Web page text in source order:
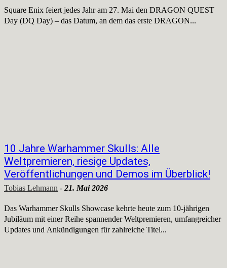
Square Enix feiert jedes Jahr am 27. Mai den DRAGON QUEST
Day (DQ Day) – das Datum, an dem das erste DRAGON...
10 Jahre Warhammer Skulls: Alle
Weltpremieren, riesige Updates,
Veröffentlichungen und Demos im Überblick!
Tobias Lehmann - 21. Mai 2026
Das Warhammer Skulls Showcase kehrte heute zum 10-jährigen
Jubiläum mit einer Reihe spannender Weltpremieren, umfangreicher
Updates und Ankündigungen für zahlreiche Titel...